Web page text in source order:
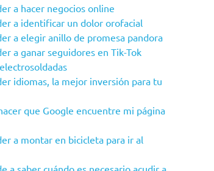
a hacer negocios online
a identificar un dolor orofacial
a elegir anillo de promesa pandora
a ganar seguidores en Tik-Tok
idiomas, la mejor inversión para tu
que Google encuentre mi página
a montar en bicicleta para ir al
a saber cuándo es necesario acudir a